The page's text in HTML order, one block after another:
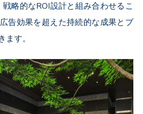
略的なROI設計と組み合わせるこ
告効果を超えた持続的な成果とブ
ます。